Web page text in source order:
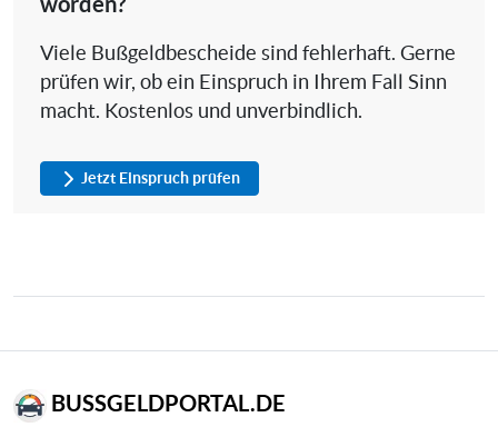
Viele Bußgeldbescheide sind fehlerhaft. Gerne
prüfen wir, ob ein Einspruch in Ihrem Fall Sinn
macht. Kostenlos und unverbindlich.
Jetzt Einspruch prüfen
BUSSGELDPORTAL.DE